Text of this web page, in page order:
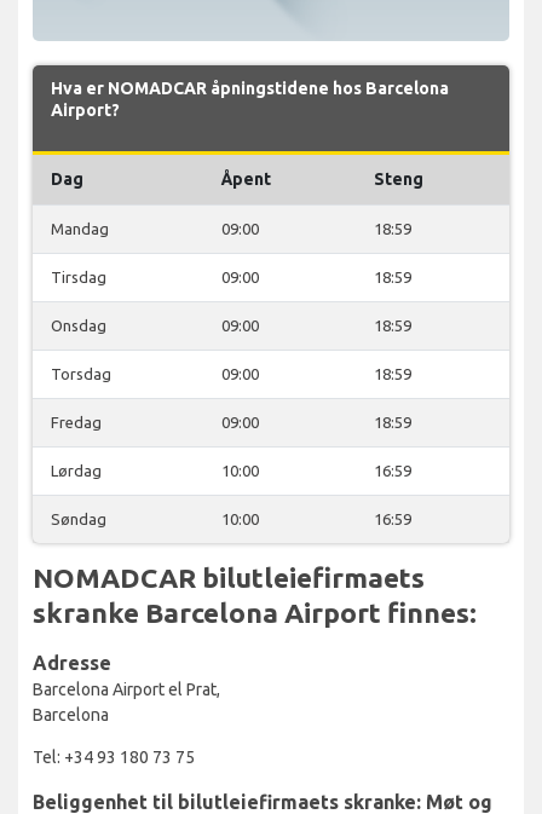
Hva er NOMADCAR åpningstidene hos Barcelona
Airport?
Dag Åpent Steng
Mandag 09:00 18:59
Tirsdag 09:00 18:59
Onsdag 09:00 18:59
Torsdag 09:00 18:59
Fredag 09:00 18:59
Lørdag 10:00 16:59
Søndag 10:00 16:59
NOMADCAR bilutleiefirmaets
skranke Barcelona Airport finnes:
Adresse
Barcelona Airport el Prat,
Barcelona
Tel: +34 93 180 73 75
Beliggenhet til bilutleiefirmaets skranke: Møt og